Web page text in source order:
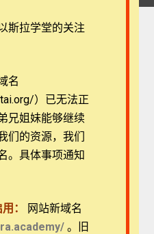
斯拉学堂的关注
名
）已无法正
兄姐妹能够继续
们的资源，我们
。具体事项通知
：
网站新域名
。旧